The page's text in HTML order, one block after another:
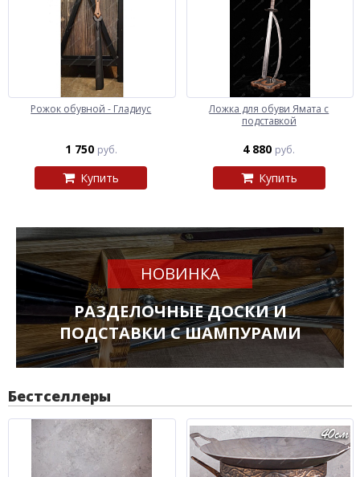
Рожок обувной - Гладиус
1 750 руб.
Купить
Ложка для обуви Ямата с
подставкой
4 880 руб.
Купить
НОВИНКА
РАЗДЕЛОЧНЫЕ ДОСКИ И
ПОДСТАВКИ С ШАМПУРАМИ
Бестселлеры